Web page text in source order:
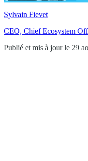
Sylvain Fievet
CEO, Chief Ecosystem
Publié et mis à jour le 29